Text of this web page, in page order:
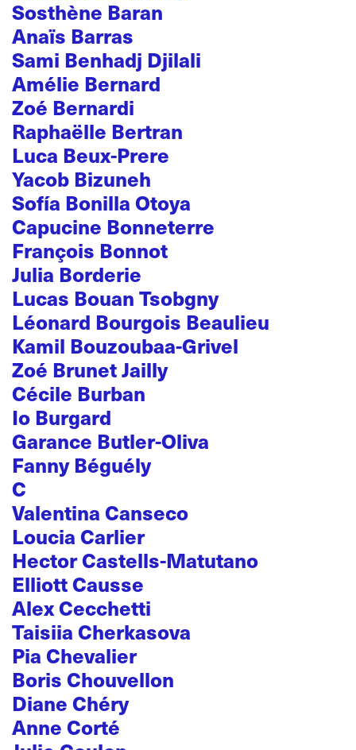
Sosthène Baran
Anaïs Barras
Sami Benhadj Djilali
Amélie Bernard
Zoé Bernardi
Raphaëlle Bertran
Luca Beux-Prere
Yacob Bizuneh
Sofía Bonilla Otoya
Capucine Bonneterre
François Bonnot
Julia Borderie
Lucas Bouan Tsobgny
Léonard Bourgois Beaulieu
Kamil Bouzoubaa-Grivel
Zoé Brunet Jailly
Cécile Burban
Io Burgard
Garance Butler-Oliva
Fanny Béguély
C
Valentina Canseco
Loucia Carlier
Hector Castells-Matutano
Elliott Causse
Alex Cecchetti
Taisiia Cherkasova
Pia Chevalier
Boris Chouvellon
Diane Chéry
Anne Corté